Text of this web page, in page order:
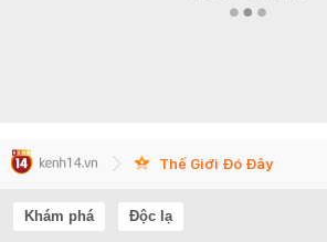
Thế Giới Đó Đây
Khám phá Độc lạ